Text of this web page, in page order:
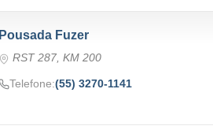
Pousada Fuzer
RST 287, KM 200
Telefone:(55) 3270-1141